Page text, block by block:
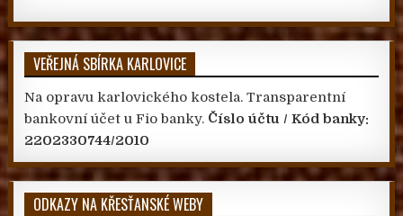
VEŘEJNÁ SBÍRKA KARLOVICE
Na opravu karlovického kostela. Transparentní
bankovní účet u Fio banky. Číslo účtu / Kód banky:
2202330744/2010
ODKAZY NA KŘESŤANSKÉ WEBY